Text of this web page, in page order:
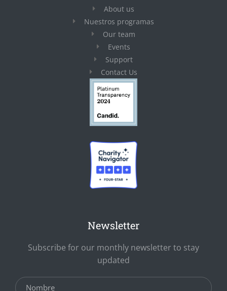
About us
Nuestros programas
Our team
Events
Support
Contact Us
Newsletter
Subscribe for our monthly newsletter to stay
updated